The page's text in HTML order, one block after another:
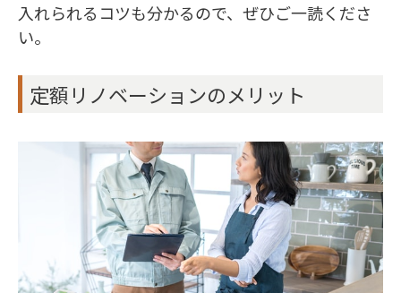
入れられるコツも分かるので、ぜひご一読くださ
い。
定額リノベーションのメリット